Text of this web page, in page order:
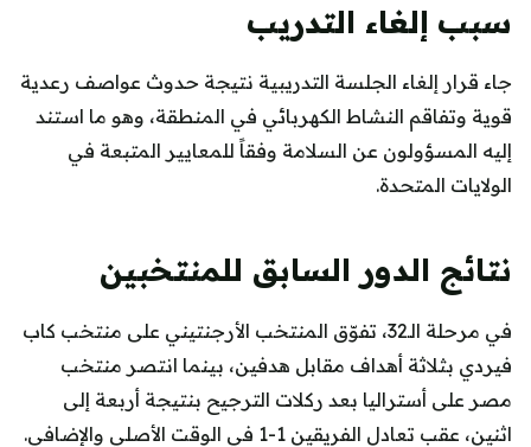
سبب إلغاء التدريب
جاء قرار إلغاء الجلسة التدريبية نتيجة حدوث عواصف رعدية
قوية وتفاقم النشاط الكهربائي في المنطقة، وهو ما استند
إليه المسؤولون عن السلامة وفقاً للمعايير المتبعة في
الولايات المتحدة.
نتائج الدور السابق للمنتخبين
في مرحلة الـ32، تفوّق المنتخب الأرجنتيني على منتخب كاب
فيردي بثلاثة أهداف مقابل هدفين، بينما انتصر منتخب
مصر على أستراليا بعد ركلات الترجيح بنتيجة أربعة إلى
اثنين، عقب تعادل الفريقين 1-1 في الوقت الأصلي والإضافي.